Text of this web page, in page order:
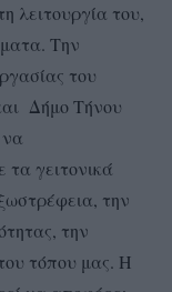
λειτουργία του,
Την
του
Δήμο Τήνου
γειτονικά
την
την
τόπου μας. Η